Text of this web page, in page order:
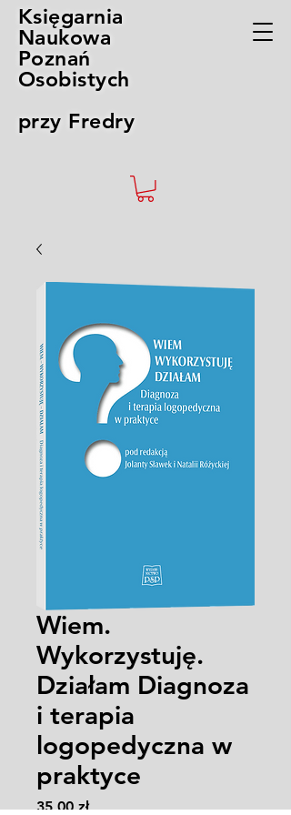
Księgarnia
Naukowa
Poznań
Osobistych
przy Fredry
Wiem.
Wykorzystuję.
Działam Diagnoza
i terapia
logopedyczna w
praktyce
35,00 złCena